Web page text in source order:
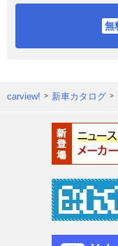
carview! 新車カタログ